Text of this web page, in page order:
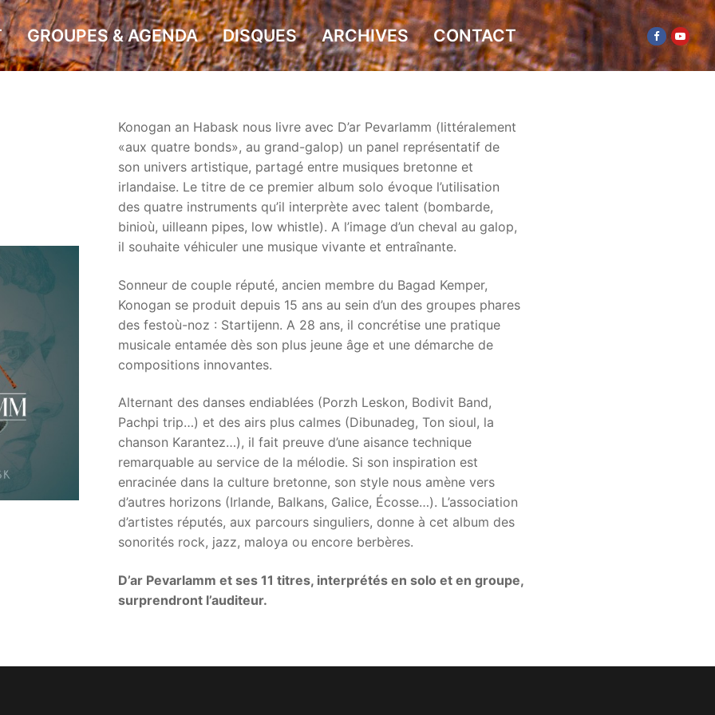
GROUPES & AGENDA DISQUES ARCHIVES CONTACT
Konogan an Habask nous livre avec D’ar Pevarlamm (littéralement
«aux quatre bonds», au grand-galop) un panel représentatif de
son univers artistique, partagé entre musiques bretonne et
irlandaise. Le titre de ce premier album solo évoque l’utilisation
des quatre instruments qu’il interprète avec talent (bombarde,
binioù, uilleann pipes, low whistle). A l’image d’un cheval au galop,
il souhaite véhiculer une musique vivante et entraînante.
Sonneur de couple réputé, ancien membre du Bagad Kemper,
Konogan se produit depuis 15 ans au sein d’un des groupes phares
des festoù-noz : Startijenn. A 28 ans, il concrétise une pratique
musicale entamée dès son plus jeune âge et une démarche de
compositions innovantes.
Alternant des danses endiablées (Porzh Leskon, Bodivit Band,
Pachpi trip…) et des airs plus calmes (Dibunadeg, Ton sioul, la
chanson Karantez…), il fait preuve d’une aisance technique
remarquable au service de la mélodie. Si son inspiration est
enracinée dans la culture bretonne, son style nous amène vers
d’autres horizons (Irlande, Balkans, Galice, Écosse…). L’association
d’artistes réputés, aux parcours singuliers, donne à cet album des
sonorités rock, jazz, maloya ou encore berbères.
D’ar Pevarlamm et ses 11 titres, interprétés en solo et en groupe,
surprendront l’auditeur.